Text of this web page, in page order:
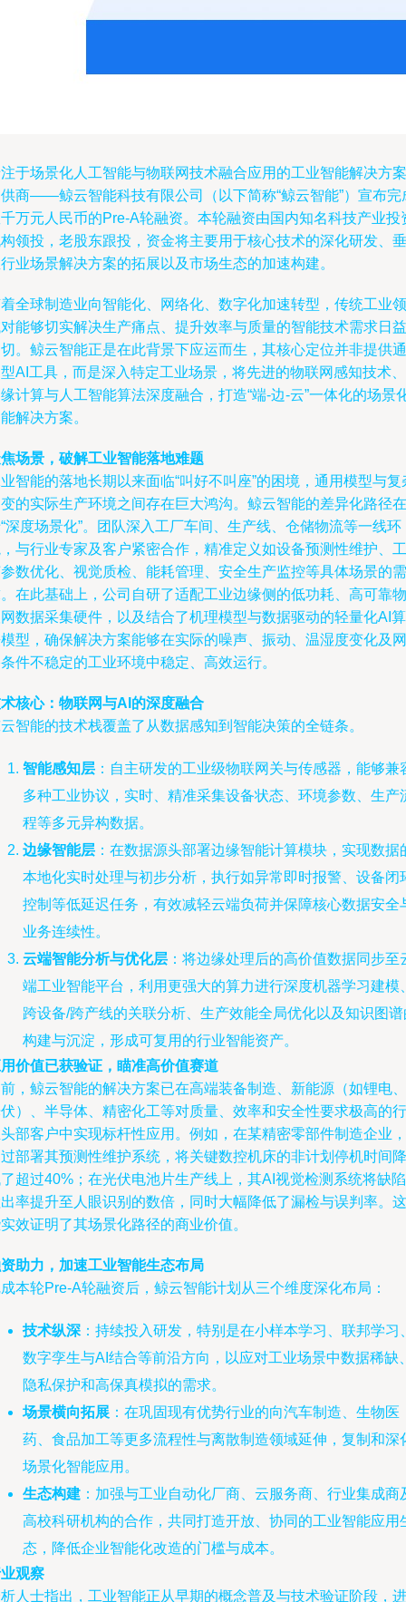
于场景化人工智能与物联网技术融合应用的工业智能解决方案
商——鲸云智能科技有限公司（以下简称“鲸云智能”）宣布完
万元人民币的Pre-A轮融资。本轮融资由国内知名科技产业投
领投，老股东跟投，资金将主要用于核心技术的深化研发、垂
业场景解决方案的拓展以及市场生态的加速构建。
全球制造业向智能化、网络化、数字化加速转型，传统工业领
能够切实解决生产痛点、提升效率与质量的智能技术需求日益
。鲸云智能正是在此背景下应运而生，其核心定位并非提供通
AI工具，而是深入特定工业场景，将先进的物联网感知技术、
计算与人工智能算法深度融合，打造“端-边-云”一体化的场景
解决方案。
场景，破解工业智能落地难题
智能的落地长期以来面临“叫好不叫座”的困境，通用模型与复
的实际生产环境之间存在巨大鸿沟。鲸云智能的差异化路径在
深度场景化”。团队深入工厂车间、生产线、仓储物流等一线环
与行业专家及客户紧密合作，精准定义如设备预测性维护、工
数优化、视觉质检、能耗管理、安全生产监控等具体场景的需
在此基础上，公司自研了适配工业边缘侧的低功耗、高可靠物
数据采集硬件，以及结合了机理模型与数据驱动的轻量化AI算
型，确保解决方案能够在实际的噪声、振动、温湿度变化及网
件不稳定的工业环境中稳定、高效运行。
核心：物联网与AI的深度融合
智能的技术栈覆盖了从数据感知到智能决策的全链条。
智能感知层 ：自主研发的工业级物联网关与传感器，能够兼
多种工业协议，实时、精准采集设备状态、环境参数、生产
程等多元异构数据。
边缘智能层 ：在数据源头部署边缘智能计算模块，实现数据
本地化实时处理与初步分析，执行如异常即时报警、设备闭
控制等低延迟任务，有效减轻云端负荷并保障核心数据安全
业务连续性。
云端智能分析与优化层 ：将边缘处理后的高价值数据同步至
端工业智能平台，利用更强大的算力进行深度机器学习建模
跨设备/跨产线的关联分析、生产效能全局优化以及知识图谱
构建与沉淀，形成可复用的行业智能资产。
价值已获验证，瞄准高价值赛道
，鲸云智能的解决方案已在高端装备制造、新能源（如锂电、
）、半导体、精密化工等对质量、效率和安全性要求极高的行
部客户中实现标杆性应用。例如，在某精密零部件制造企业，
部署其预测性维护系统，将关键数控机床的非计划停机时间降
超过40%；在光伏电池片生产线上，其AI视觉检测系统将缺陷
率提升至人眼识别的数倍，同时大幅降低了漏检与误判率。这
效证明了其场景化路径的商业价值。
助力，加速工业智能生态布局
本轮Pre-A轮融资后，鲸云智能计划从三个维度深化布局：
技术纵深 ：持续投入研发，特别是在小样本学习、联邦学习
数字孪生与AI结合等前沿方向，以应对工业场景中数据稀缺
隐私保护和高保真模拟的需求。
场景横向拓展 ：在巩固现有优势行业的向汽车制造、生物医
药、食品加工等更多流程性与离散制造领域延伸，复制和深
场景化智能应用。
生态构建 ：加强与工业自动化厂商、云服务商、行业集成商
高校科研机构的合作，共同打造开放、协同的工业智能应用
态，降低企业智能化改造的门槛与成本。
观察
人士指出，工业智能正从早期的概念普及与技术验证阶段，进